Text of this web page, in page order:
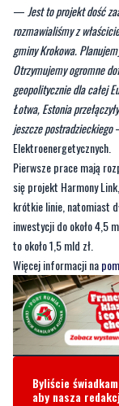
Otrzymujemy ogromne
geopolitycznie dla całej
Łotwa, Estonia
jeszcze postradzieckiego
Elektroenergetycznych.
Pierwsze prace mają
się projekt Harmony
krótkie linie, natomiast
inwestycji do około 4,5
to około 1,5 mld zł.
Więcej informacji na
Byliście
aby nasza
Wasze sygnały i
telefonu729 715